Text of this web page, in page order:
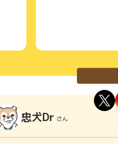
忠犬Dr さん